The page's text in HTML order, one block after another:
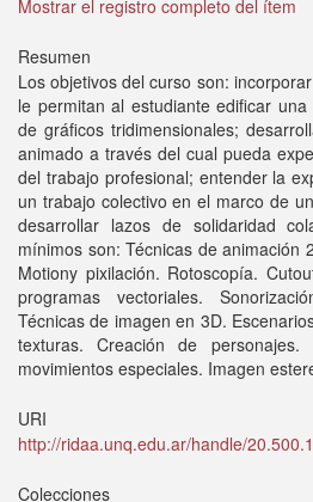
Mostrar el registro completo del ítem
Resumen
Los objetivos del curso son:
le permitan al estudiante edificar
de gráficos tridimensionales;
animado a través del cual pueda
del trabajo profesional; entender la
un trabajo colectivo en el marco de
desarrollar lazos de solidaridad
mínimos son: Técnicas de animación
Motiony pixilación. Rotoscopía.
programas vectoriales.
Técnicas de imagen en 3D.
texturas. Creación de personajes.
movimientos especiales. Imagen
URI
http://ridaa.unq.edu.ar/handle/
Colecciones